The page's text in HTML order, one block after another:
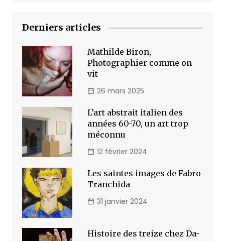
Derniers articles
Mathilde Biron,
Photographier comme on
vit
26 mars 2025
L’art abstrait italien des
années 60-70, un art trop
méconnu
12 février 2024
Les saintes images de Fabro
Tranchida
31 janvier 2024
Histoire des treize chez Da-